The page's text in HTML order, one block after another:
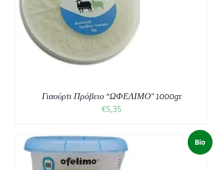
Γιαούρτι Πρόβειο “ΩΦΕΛΙΜΟ” 1000gr
€5,35
Bio